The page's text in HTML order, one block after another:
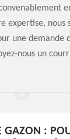
expertise,
une demande
nous un
GAZON :